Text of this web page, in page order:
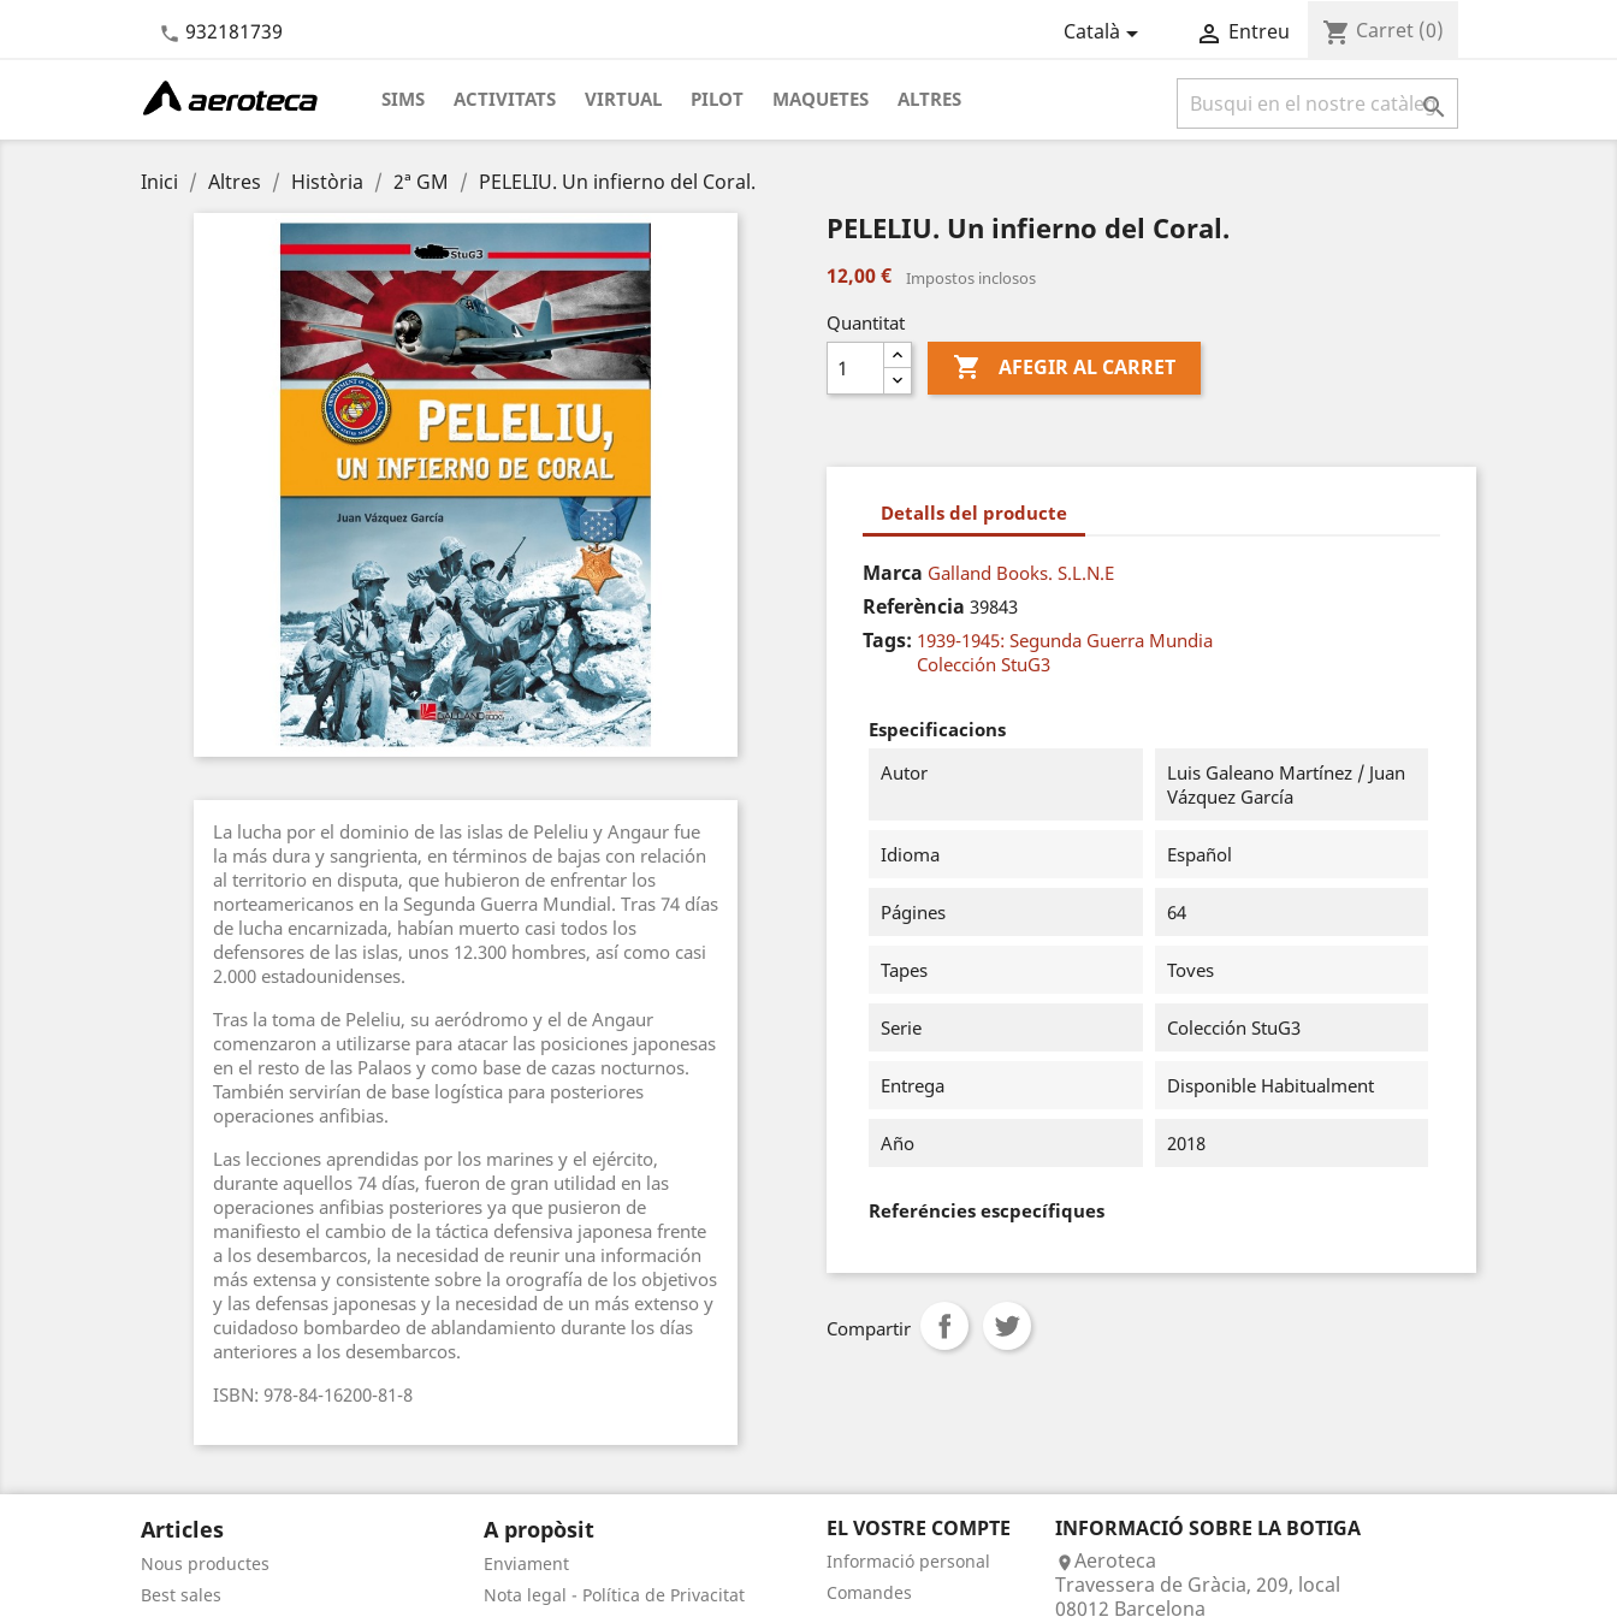
 932181739 Català  Entreu shopping_cart Carret (0)
SIMS ACTIVITATS VIRTUAL PILOT MAQUETES ALTRES 
Inici Altres Història 2ª GM PELELIU. Un infierno del Coral.
La lucha por el dominio de las islas de Peleliu y Angaur fue
la más dura y sangrienta, en términos de bajas con relación
al territorio en disputa, que hubieron de enfrentar los
norteamericanos en la Segunda Guerra Mundial. Tras 74 días
de lucha encarnizada, habían muerto casi todos los
defensores de las islas, unos 12.300 hombres, así como casi
2.000 estadounidenses.
Tras la toma de Peleliu, su aeródromo y el de Angaur
comenzaron a utilizarse para atacar las posiciones japonesas
en el resto de las Palaos y como base de cazas nocturnos.
También servirían de base logística para posteriores
operaciones anfibias.
Las lecciones aprendidas por los marines y el ejército,
durante aquellos 74 días, fueron de gran utilidad en las
operaciones anfibias posteriores ya que pusieron de
manifiesto el cambio de la táctica defensiva japonesa frente
a los desembarcos, la necesidad de reunir una información
más extensa y consistente sobre la orografía de los objetivos
y las defensas japonesas y la necesidad de un más extenso y
cuidadoso bombardeo de ablandamiento durante los días
anteriores a los desembarcos.
ISBN: 978-84-16200-81-8
PELELIU. Un infierno del Coral.
12,00 € Impostos inclosos
Quantitat
 AFEGIR AL CARRET
Detalls del producte
Marca Galland Books. S.L.N.E
Referència 39843
Tags: 1939-1945: Segunda Guerra Mundia
Colección StuG3
Especificacions
Autor
Luis Galeano Martínez / Juan
Vázquez García
Idioma Español
Págines 64
Tapes Toves
Serie Colección StuG3
Entrega Disponible Habitualment
Año 2018
Referéncies escpecífiques
Compartir
Articles
Nous productes
Best sales
A propòsit
Enviament
Nota legal - Política de Privacitat
EL VOSTRE COMPTE
Informació personal
Comandes
INFORMACIÓ SOBRE LA BOTIGA
Aeroteca
Travessera de Gràcia, 209, local
08012 Barcelona